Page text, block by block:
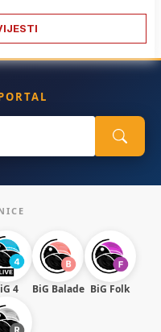
4 BiG Balade BiG Folk